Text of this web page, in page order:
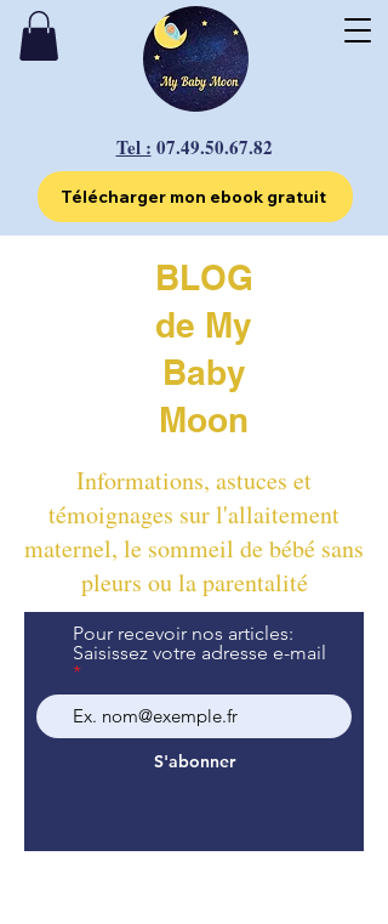
Tel : 07.49.50.67.82
Télécharger mon ebook gratuit
BLOG
de My
Baby
Moon
Informations, astuces et
témoignages sur l'allaitement
maternel, le sommeil de bébé sans
pleurs ou la parentalité
Pour recevoir nos articles:
Saisissez votre adresse e-mail
S'abonner